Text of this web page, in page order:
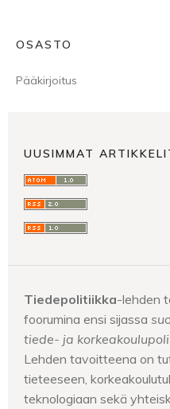
OSASTO
Pääkirjoitus
UUSIMMAT
Tiedepolitiikka-lehden
foorumina ensi sijassa
tiede- ja
Lehden tavoitteena on
tieteeseen,
teknologiaan sekä